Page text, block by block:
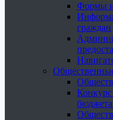
Формы и
граждан
Конкурс